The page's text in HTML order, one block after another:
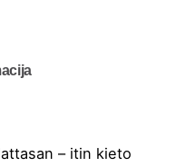
– itin kieto